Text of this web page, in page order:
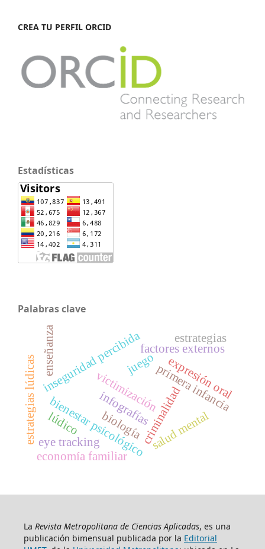
CREA TU PERFIL ORCID
Estadísticas
Palabras clave
criminalidad
salud mental
victimización
inseguridad percibida
bienestar psicológico
primera infancia
estrategias lúdicas expresión oral
eye tracking
infografías
biología
factores externos
juego
estrategias
lúdico
enseñanza
economía familiar
La Revista Metropolitana de Ciencias Aplicadas, es una
publicación bimensual publicada por la Editorial